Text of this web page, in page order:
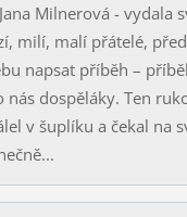
Milnerová - vydala
milí, malí přátelé,
napsat příběh –
nás dospěláky. Ten
v šuplíku a čekal na